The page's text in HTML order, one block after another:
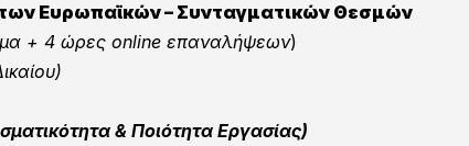
Ευρωπαϊκών – Συνταγματικών Θεσμών
+ 4 ώρες online επαναλήψεων)
& Ποιότητα Εργασίας)